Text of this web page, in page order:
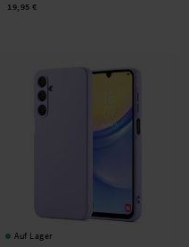
19,95 €
Auf Lager